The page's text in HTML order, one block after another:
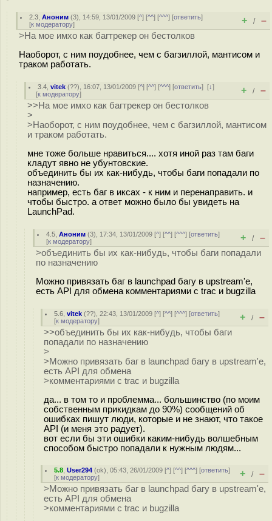
2.3 ,Аноним (3), 14:59, 13/01/2009 [^] [^^] [^^^] [ответить]
[к модератору] + / –
>На мое имхо как багтрекер он бестолков
Наоборот, с ним поудобнее, чем с багзиллой, мантисом и
траком работать.
3.4 ,vitek (??), 16:07, 13/01/2009 [^] [^^] [^^^] [ответить][↓]
[к модератору] + / –
>>На мое имхо как багтрекер он бестолков
>
>Наоборот, с ним поудобнее, чем с багзиллой, мантисом
и траком работать.
мне тоже больше нравиться.... хотя иной раз там баги
кладут явно не убунтовские.
объединить бы их как-нибудь, чтобы баги попадали по
назначению.
например, есть баг в иксах - к ним и перенаправить. и
чтобы быстро. а ответ можно было бы увидеть на
LaunchPad.
4.5 ,Аноним (3), 17:34, 13/01/2009 [^] [^^] [^^^] [ответить]
[к модератору] + / –
>объединить бы их как-нибудь, чтобы баги попадали
по назначению
Можно привязать баг в launchpad багу в upstream'е,
есть API для обмена комментариями с trac и bugzilla
5.6 ,vitek (??), 22:43, 13/01/2009 [^] [^^] [^^^] [ответить]
[к модератору] + / –
>>объединить бы их как-нибудь, чтобы баги
попадали по назначению
>
>Можно привязать баг в launchpad багу в upstream'е,
есть API для обмена
>комментариями с trac и bugzilla
да... в том то и проблемма... большинство (по моим
собственным прикидкам до 90%) сообщений об
ошибках пишут люди, которые и не знают, что такое
API (и меня это радует).
вот если бы эти ошибки каким-нибудь волшебным
способом быстро попадали к нужным людям...
5.8 ,User294 (ok), 05:43, 26/01/2009 [^] [^^] [^^^] [ответить]
[к модератору] + / –
>Можно привязать баг в launchpad багу в upstream'е,
есть API для обмена
>комментариями с trac и bugzilla